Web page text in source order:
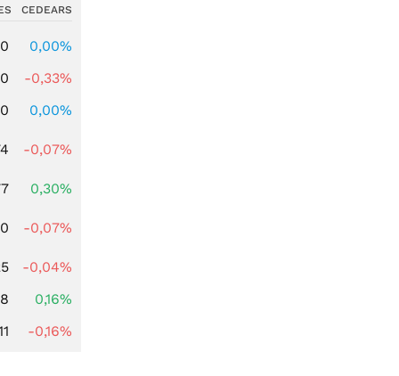
CEDEARS
0,00%
-0,33%
0,00%
-0,07%
0,30%
-0,07%
-0,04%
0,16%
-0,16%